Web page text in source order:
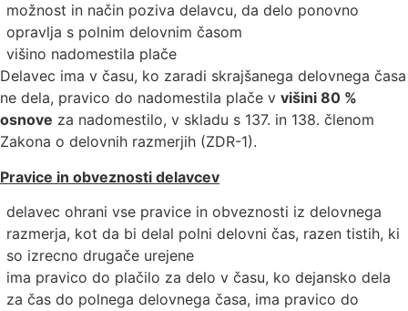
možnost in način poziva delavcu, da delo ponovno
opravlja s polnim delovnim časom
višino nadomestila plače
Delavec ima v času, ko zaradi skrajšanega delovnega časa
ne dela, pravico do nadomestila plače v višini 80 %
osnove za nadomestilo, v skladu s 137. in 138. členom
Zakona o delovnih razmerjih (ZDR-1).
Pravice in obveznosti delavcev
delavec ohrani vse pravice in obveznosti iz delovnega
razmerja, kot da bi delal polni delovni čas, razen tistih, ki
so izrecno drugače urejene
ima pravico do plačilo za delo v času, ko dejansko dela
za čas do polnega delovnega časa, ima pravico do